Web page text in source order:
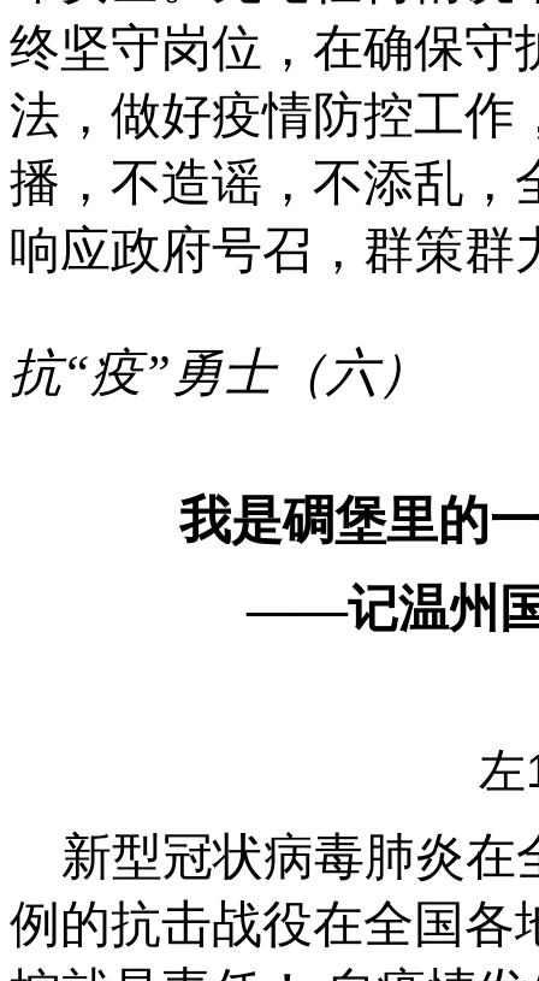
终坚守岗位，在确保守
法，做好疫情防控工作
播，不造谣，不添乱，
响应政府号召，群策群
抗“疫”勇士（六）
我是碉堡里的
——记温州国
左
新型冠状病毒肺炎在
例的抗击战役在全国各